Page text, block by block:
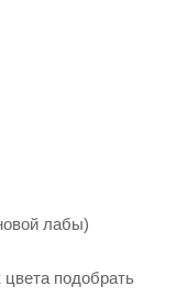
лабы)
подобрать